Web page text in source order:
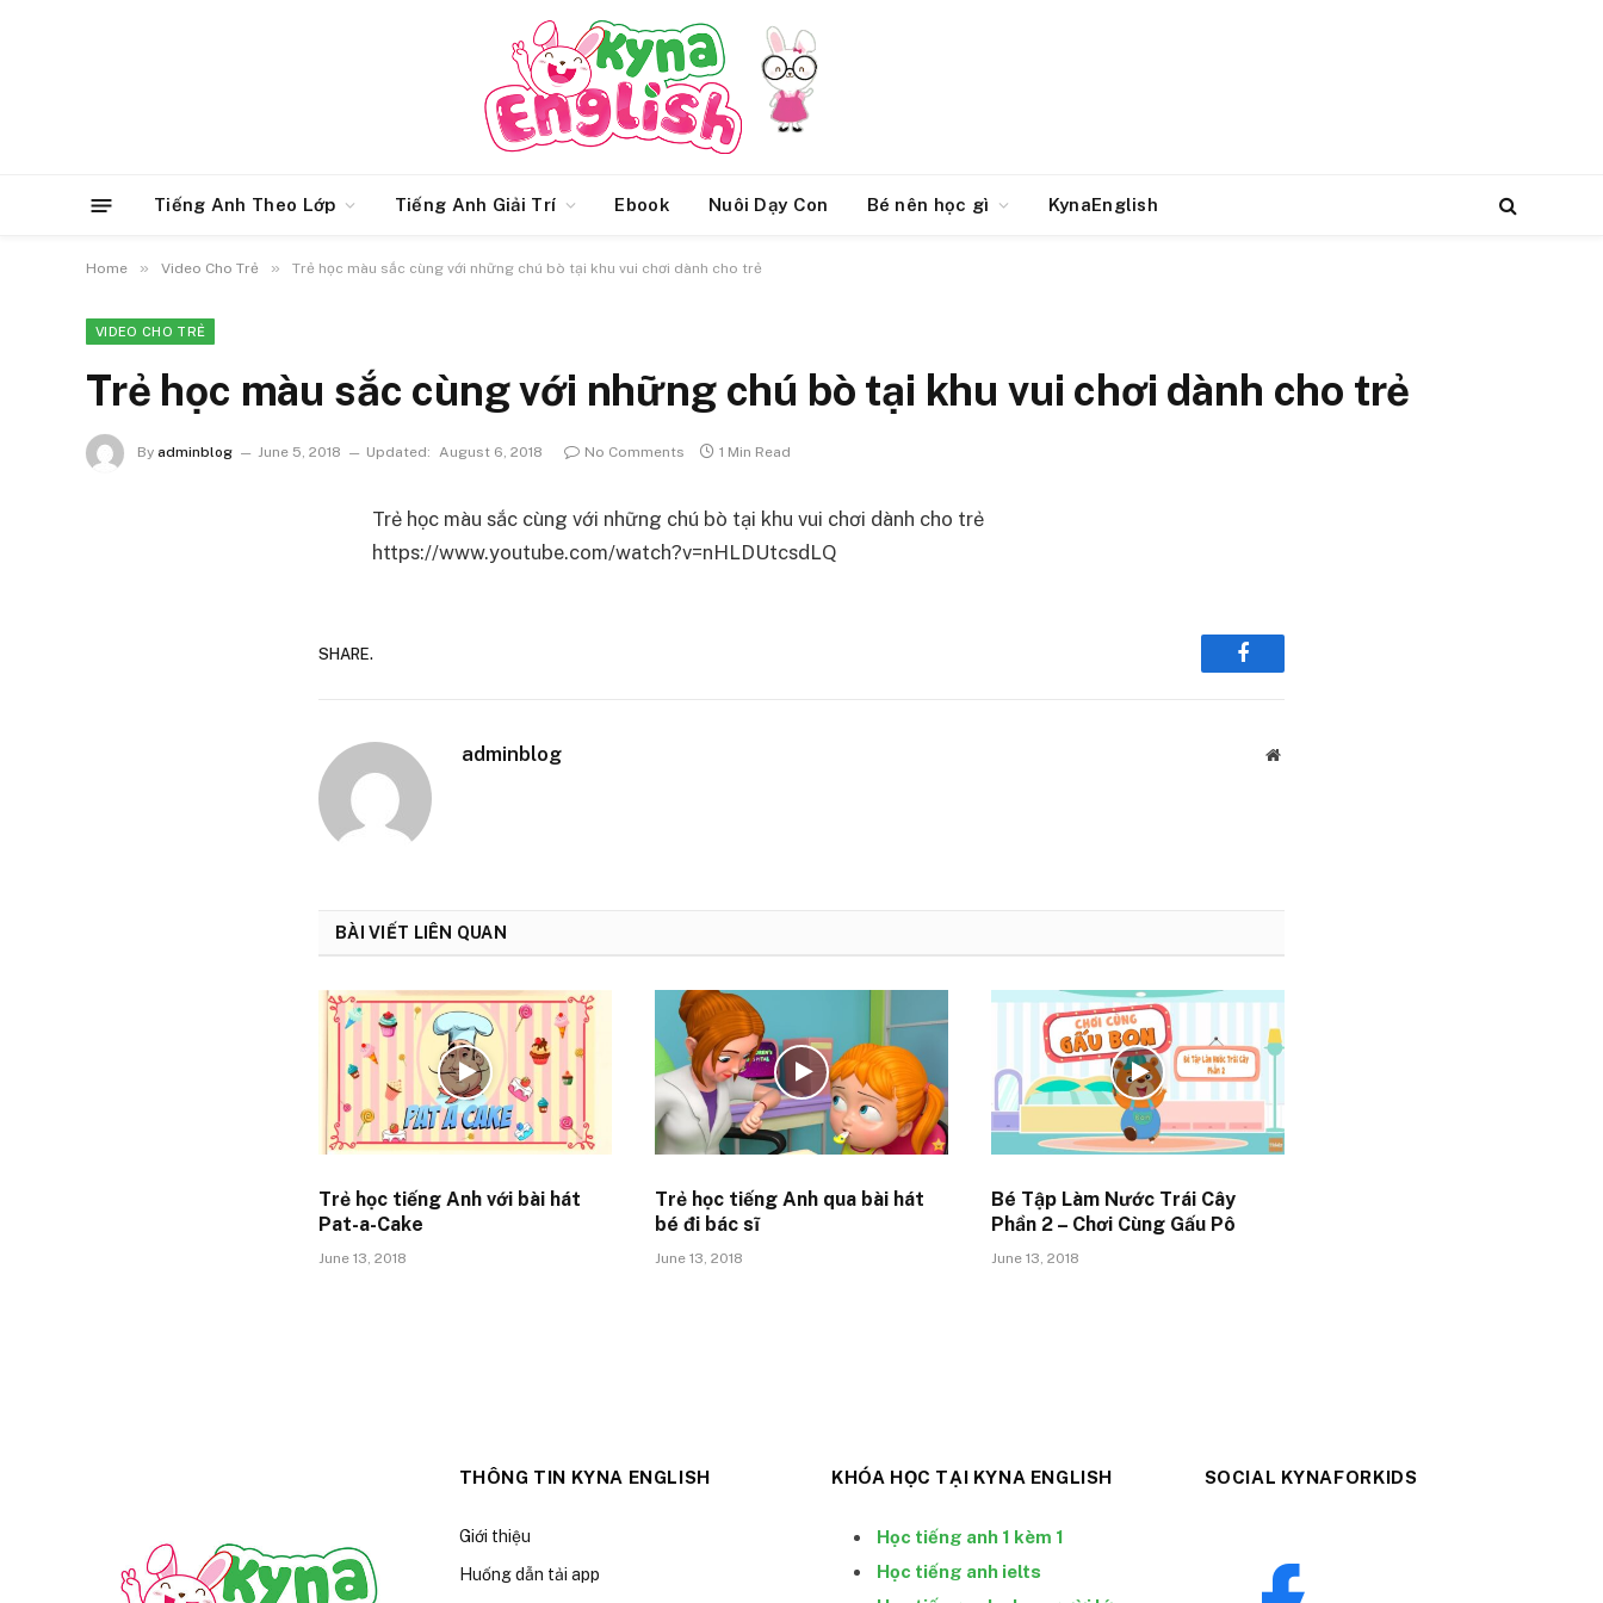
Tiếng Anh Theo Lớp Tiếng Anh Giải Trí Ebook Nuôi Dạy Con Bé nên học gì KynaEnglish
Home » Video Cho Trẻ » Trẻ học màu sắc cùng với những chú bò tại khu vui chơi dành cho trẻ
VIDEO CHO TRẺ
Trẻ học màu sắc cùng với những chú bò tại khu vui chơi dành cho trẻ
By adminblog June 5, 2018 Updated: August 6, 2018 No Comments 1 Min Read
Trẻ học màu sắc cùng với những chú bò tại khu vui chơi dành cho trẻ
https://www.youtube.com/watch?v=nHLDUtcsdLQ
SHARE.
Facebook
adminblog Website
BÀI VIẾT LIÊN QUAN
Trẻ học tiếng Anh với bài hát
Pat-a-Cake
June 13, 2018
Trẻ học tiếng Anh qua bài hát
bé đi bác sĩ
June 13, 2018
Bé Tập Làm Nước Trái Cây
Phần 2 – Chơi Cùng Gấu Pô
June 13, 2018
THÔNG TIN KYNA ENGLISH
Giới thiệu
Huống dẫn tải app
KHÓA HỌC TẠI KYNA ENGLISH
Học tiếng anh 1 kèm 1
Học tiếng anh ielts
SOCIAL KYNAFORKIDS